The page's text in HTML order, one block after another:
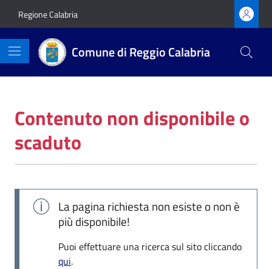
Regione Calabria
Comune di Reggio Calabria
Contenuto non disponibile o
scaduto
La pagina richiesta non esiste o non è
più disponibile!
Puoi effettuare una ricerca sul sito cliccando
qui.